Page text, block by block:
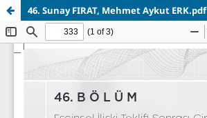
46. Sunay FIRAT, Mehmet Aykut ERK.pdf